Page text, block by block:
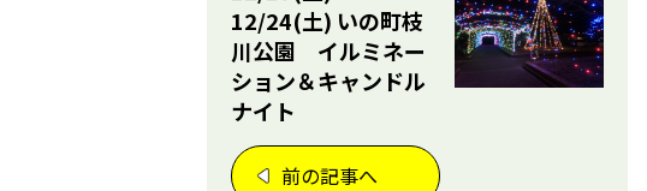
12/24(土) いの町枝
川公園 イルミネー
ション＆キャンドル
ナイト
前の記事へ